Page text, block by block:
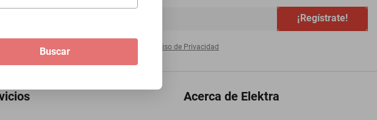
Buscar
¡Regístrate!
para fines mercadotécnicos de acuerdo al Aviso de Privacidad
Acerca de Elektra